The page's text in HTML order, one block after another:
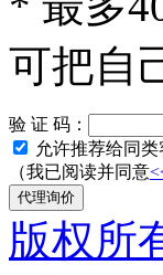
可把自
验 证 码：
允许推荐给同类
（我已阅读并同意
版权所